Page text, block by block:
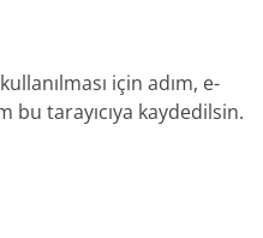
için adım, e-
tarayıcıya kaydedilsin.